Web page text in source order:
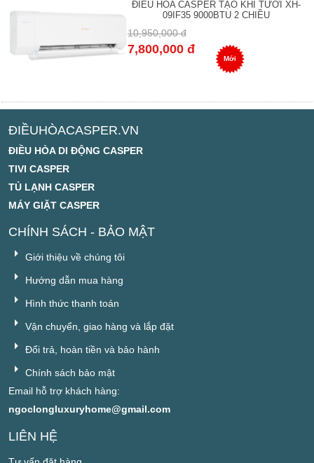
ĐIỀU HÒA CASPER TẠO KHÍ TƯƠI XH-
09IF35 9000BTU 2 CHIỀU
10,950,000 đ
7,800,000 đ
Mới
ĐIỀUHÒACASPER.VN
ĐIỀU HÒA DI ĐỘNG CASPER
TIVI CASPER
TỦ LẠNH CASPER
MÁY GIẶT CASPER
CHÍNH SÁCH - BẢO MẬT
Giới thiệu về chúng tôi
Hướng dẫn mua hàng
Hình thức thanh toán
Vận chuyển, giao hàng và lắp đặt
Đổi trả, hoàn tiền và bảo hành
Chính sách bảo mật
Email hỗ trợ khách hàng:
ngoclongluxuryhome@gmail.com
LIÊN HỆ